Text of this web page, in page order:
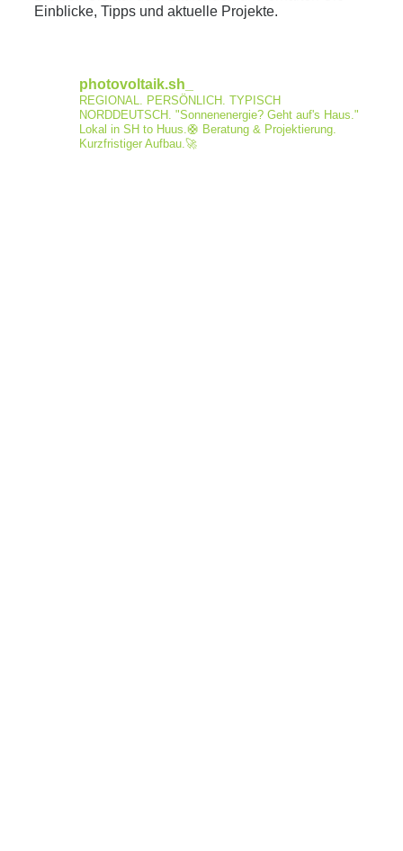
Einblicke, Tipps und aktuelle Projekte.
photovoltaik.sh_
REGIONAL. PERSÖNLICH. TYPISCH
NORDDEUTSCH. "Sonnenenergie? Geht auf's Haus."
Lokal in SH to Huus.🛟 Beratung & Projektierung.
Kurzfristiger Aufbau.🚀